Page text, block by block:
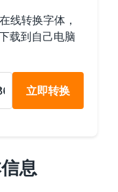
线转换字体，
载到自己电脑
立即转换
息